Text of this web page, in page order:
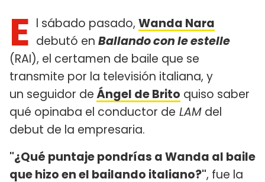
E l sábado pasado, Wanda Nara
debutó en Ballando con le estelle
(RAI), el certamen de baile que se
transmite por la televisión italiana, y
un seguidor deÁngel de Brito quiso saber
qué opinaba el conductor de LAM del
debut de la empresaria.
"¿Qué puntaje pondrías a Wanda al baile
que hizo en el bailando italiano?", fue la